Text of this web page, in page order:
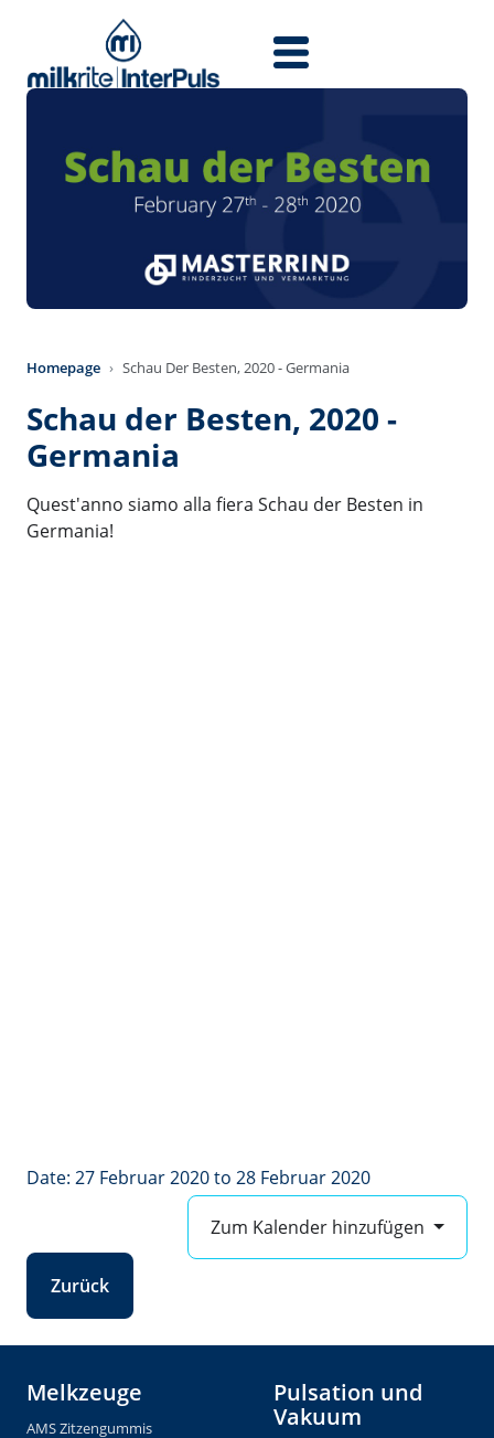
Homepage Schau Der Besten, 2020 - Germania
Schau der Besten, 2020 -
Germania
Quest'anno siamo alla fiera Schau der Besten in
Germania!
Date: 27 Februar 2020 to 28 Februar 2020
Zum Kalender hinzufügen
Zurück
Melkzeuge
AMS Zitzengummis
Pulsation und
Vakuum